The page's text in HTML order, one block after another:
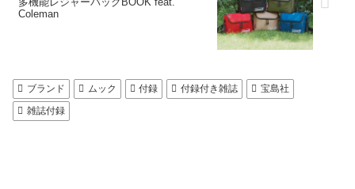
Coleman
ブランド ムック 付録 付録付き雑誌
宝島社
雑誌付録